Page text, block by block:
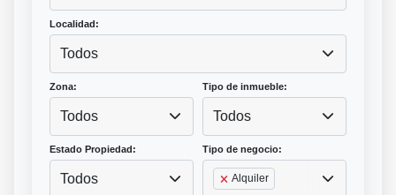
Localidad:
Todos
Zona:
Todos
Tipo de inmueble:
Todos
Estado Propiedad:
Todos
Tipo de negocio:
Alquiler